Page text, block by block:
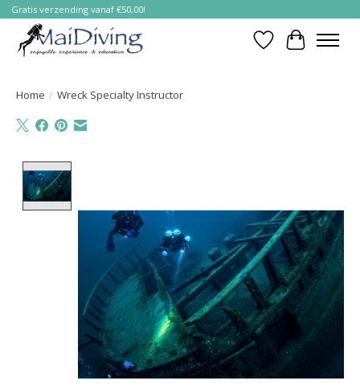
Gratis verzending vanaf €50,00!
Verlanglijst
Home / Wreck Specialty Instructor